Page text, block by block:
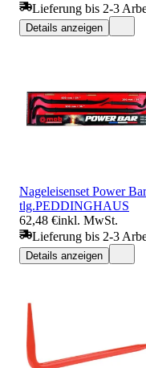
Lieferung bis 2-3
Details anzeigen
Nageleisenset Power
tlg.PEDDINGHAUS
62,48 €inkl. MwSt.
Lieferung bis 2-3
Details anzeigen